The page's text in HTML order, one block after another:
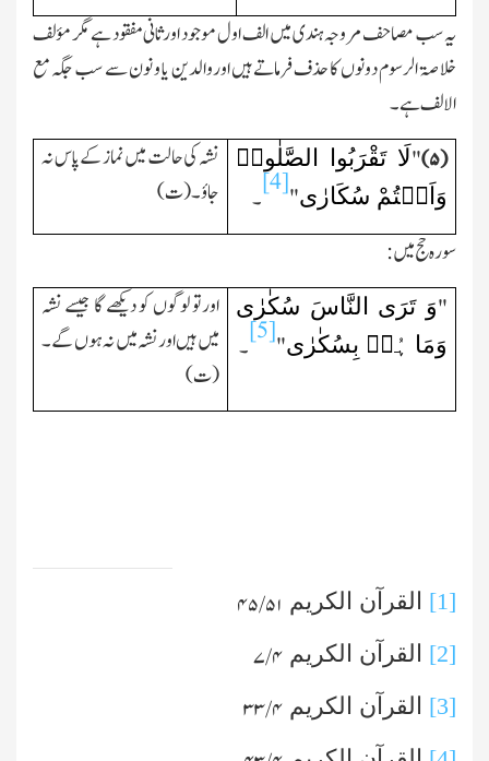
یہ سب مصاحف مروجہ ہندی میں الف اول موجود اورثانی مفقود ہے مگر مؤلف
خلاصۃ الرسوم دونوں کا حذف فرماتے ہیں اوروالدین یا و نون سے سب جگہ مع
الالف ہے ۔
(۵) "لَا تَقْرَبُوا الصَّلٰوۃَ
وَاَنۡتُمْ سُکَارٰی"
[4]۔
نشہ کی حالت میں نماز کے پاس نہ
جاؤ۔(ت)
سورہ حج میں:
"وَ تَرَی النَّاسَ سُکٰرٰی
وَمَا ہُمۡ بِسُکٰرٰی"
[5]۔
اورتو لوگوں کو دیکھے گا جیسے نشہ
میں ہیں اورنشہ میں نہ ہوں گے۔
(ت)
[1] القرآن الکریم ۵۱ /۴۵
[2] القرآن الکریم ۴ /۷
[3] القرآن الکریم ۴ /۳۳